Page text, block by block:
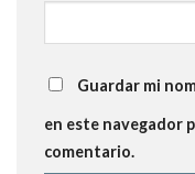
Guardar mi
en este navegador
comentario.